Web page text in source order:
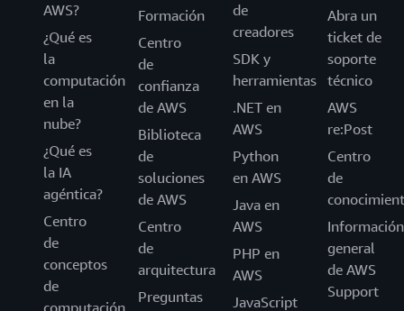
AWS?
¿Qué es
la
computación
en la
nube?
¿Qué es
la IA
agéntica?
Centro
de
conceptos
de
Formación
Centro
de
confianza
de AWS
Biblioteca
de
soluciones
de AWS
Centro
de
arquitectura
Preguntas
de
creadores
SDK y
herramientas
.NET en
AWS
Python
en AWS
Java en
AWS
PHP en
AWS
JavaScript
Abra un
ticket de
soporte
técnico
AWS
re:Post
Centro
de
Información
general
de AWS
Support